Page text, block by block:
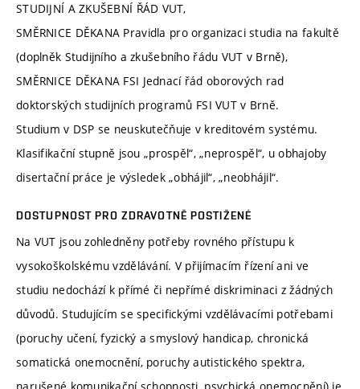
STUDIJNÍ A ZKUŠEBNÍ ŘÁD VUT,
SMĚRNICE DĚKANA Pravidla pro organizaci studia na fakultě
(doplněk Studijního a zkušebního řádu VUT v Brně),
SMĚRNICE DĚKANA FSI Jednací řád oborových rad
doktorských studijních programů FSI VUT v Brně.
Studium v DSP se neuskutečňuje v kreditovém systému.
Klasifikační stupně jsou „prospěl“, „neprospěl“, u obhajoby
disertační práce je výsledek „obhájil“, „neobhájil“.
DOSTUPNOST PRO ZDRAVOTNĚ POSTIŽENÉ
Na VUT jsou zohledněny potřeby rovného přístupu k
vysokoškolskému vzdělávání. V přijímacím řízení ani ve
studiu nedochází k přímé či nepřímé diskriminaci z žádných
důvodů. Studujícím se specifickými vzdělávacími potřebami
(poruchy učení, fyzický a smyslový handicap, chronická
somatická onemocnění, poruchy autistického spektra,